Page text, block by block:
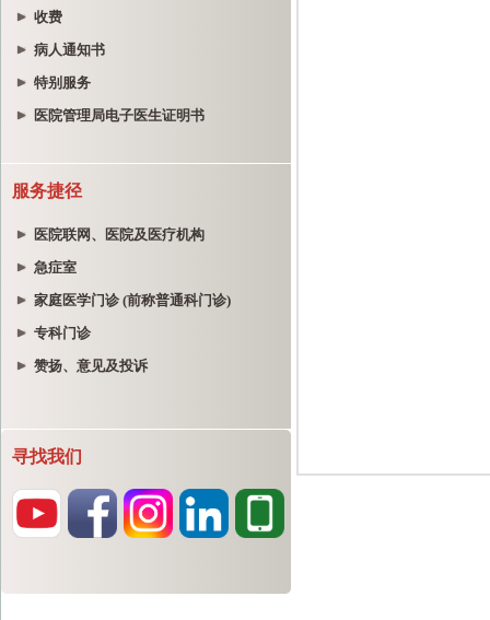
收费
病人通知书
特别服务
医院管理局电子医生证明书
服务捷径
医院联网、医院及医疗机构
急症室
家庭医学门诊 (前称普通科门诊)
专科门诊
赞扬、意见及投诉
寻找我们